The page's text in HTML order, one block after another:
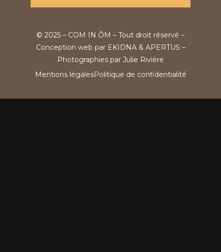
© 2025 – COM IN ÔM – Tout droit réservé –
Conception web par EKIDNA& APERTUS –
Photographies par Julie Rivière
Mentions légalesPolitique de confidentialité